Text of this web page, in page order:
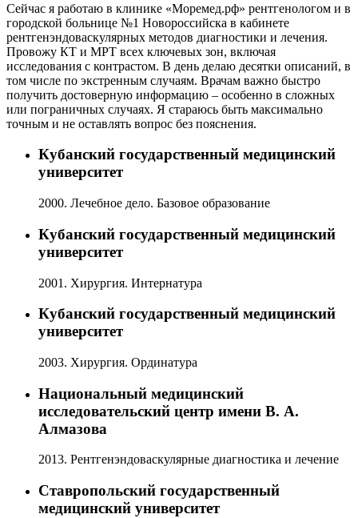
Сейчас я работаю в клинике «Моремед.рф» рентгенологом и в
городской больнице №1 Новороссийска в кабинете
рентгенэндоваскулярных методов диагностики и лечения.
Провожу КТ и МРТ всех ключевых зон, включая
исследования с контрастом. В день делаю десятки описаний, в
том числе по экстренным случаям. Врачам важно быстро
получить достоверную информацию – особенно в сложных
или пограничных случаях. Я стараюсь быть максимально
точным и не оставлять вопрос без пояснения.
Кубанский государственный медицинский
университет
2000. Лечебное дело. Базовое образование
Кубанский государственный медицинский
университет
2001. Хирургия. Интернатура
Кубанский государственный медицинский
университет
2003. Хирургия. Ординатура
Национальный медицинский
исследовательский центр имени В. А.
Алмазова
2013. Рентгенэндоваскулярные диагностика и лечение
Ставропольский государственный
медицинский университет